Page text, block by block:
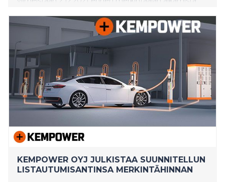
https://investors.kempower.com/fi/listautuminen.
KEMPOWER OYJ JULKISTAA SUUNNITELLUN
LISTAUTUMISANTINSA MERKINTÄHINNAN